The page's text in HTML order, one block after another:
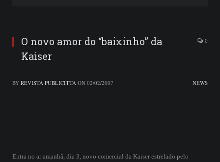
O novo amor do “baixinho” da
Kaiser
0
BY REVISTA PUBLICITTA ON 02/02/2007 NEWS
Entra no ar amanhã, dia 3, novo comercial da Kaiser estrelado pelo